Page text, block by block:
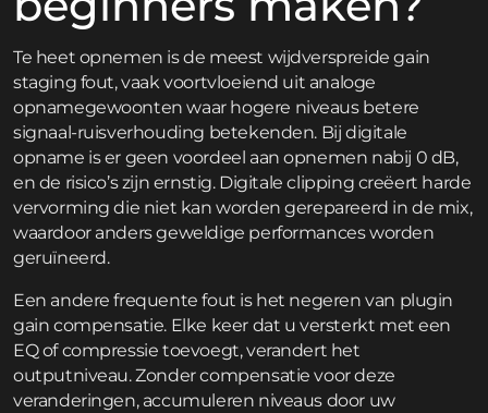
Te heet opnemen is de meest wijdverspreide gain
staging fout, vaak voortvloeiend uit analoge
opnamegewoonten waar hogere niveaus betere
signaal-ruisverhouding betekenden. Bij digitale
opname is er geen voordeel aan opnemen nabij 0 dB,
en de risico’s zijn ernstig. Digitale clipping creëert harde
vervorming die niet kan worden gerepareerd in de mix,
waardoor anders geweldige performances worden
geruïneerd.
Een andere frequente fout is het negeren van plugin
gain compensatie. Elke keer dat u versterkt met een
EQ of compressie toevoegt, verandert het
outputniveau. Zonder compensatie voor deze
veranderingen, accumuleren niveaus door uw